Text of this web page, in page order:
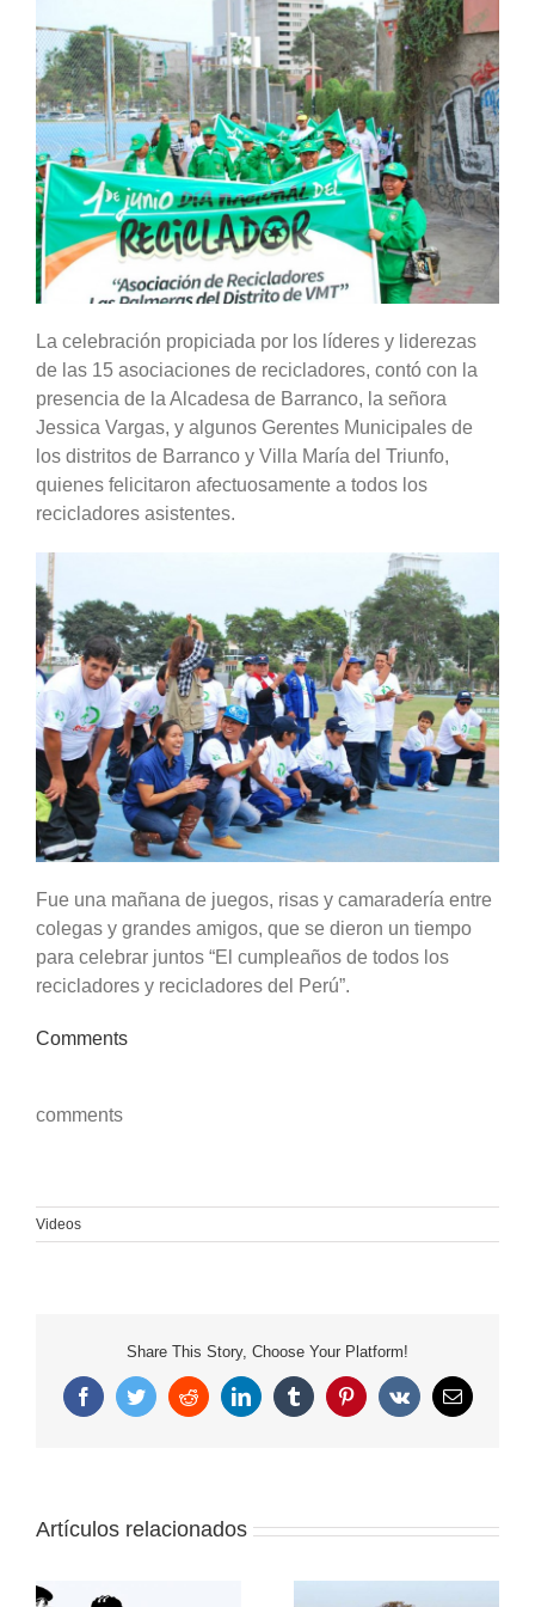
La celebración propiciada por los líderes y liderezas
de las 15 asociaciones de recicladores, contó con la
presencia de la Alcadesa de Barranco, la señora
Jessica Vargas, y algunos Gerentes Municipales de
los distritos de Barranco y Villa María del Triunfo,
quienes felicitaron afectuosamente a todos los
recicladores asistentes.
Fue una mañana de juegos, risas y camaradería entre
colegas y grandes amigos, que se dieron un tiempo
para celebrar juntos “El cumpleaños de todos los
recicladores y recicladores del Perú”.
Comments
comments
Videos
Share This Story, Choose Your Platform!
FacebookTwitterRedditLinkedInTumblrPinterestVk
Correo
Artículos relacionados